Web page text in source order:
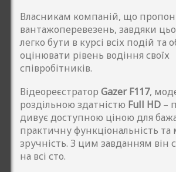
Власникам компаній, що
вантажоперевезень, завдяки
легко бути в курсі всіх подій та
оцінювати рівень водіння своїх
співробітників.
ВідеореєстраторGazer F117,
роздільною здатністю Full HD –
дивує доступною ціною для
практичну функціональність
зручність. З цим завданням він
на всі сто.